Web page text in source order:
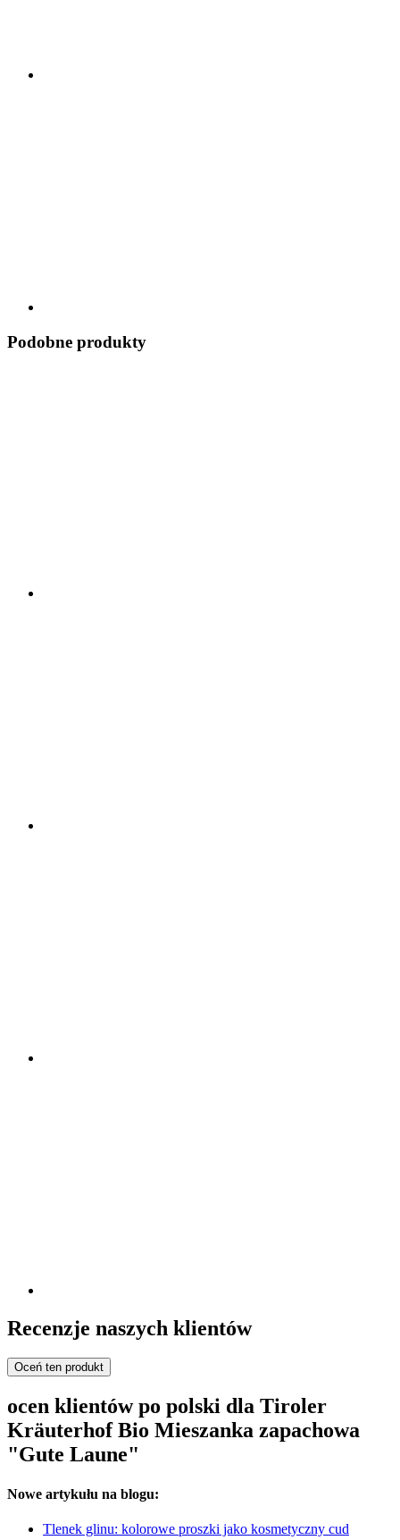
Podobne produkty
Recenzje naszych klientów
Oceń ten produkt
ocen klientów po polski dla Tiroler
Kräuterhof Bio Mieszanka zapachowa
"Gute Laune"
Nowe artykułu na blogu:
Tlenek glinu: kolorowe proszki jako kosmetyczny cud